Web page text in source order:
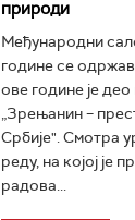
природи
Међународни
године се
ове године је
„Зрењанин –
Србије". Смотра
реду, на којој је
радова...